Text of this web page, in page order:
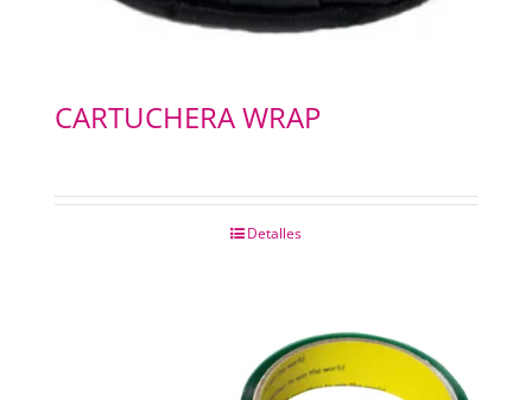
CARTUCHERA WRAP
Detalles